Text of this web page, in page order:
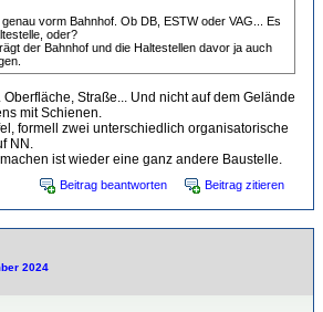
vorm Bahnhof. Ob DB, ESTW oder VAG... Es
oder?
der Bahnhof und die Haltestellen davor ja auch
Straße... Und nicht auf dem Gelände
mit Schienen.
formell zwei unterschiedlich organisatorische
NN.
ist wieder eine ganz andere Baustelle.
Beitrag beantworten Beitrag zitieren
2024